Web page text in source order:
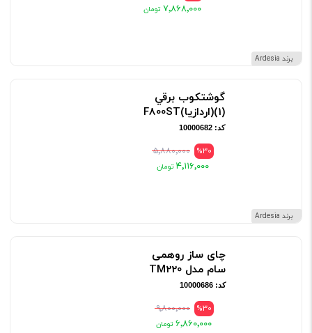
برند Ardesia
۷٬۸۶۸٬۰۰۰
برند Ardesia
گوشتکوب برقي
(1)(اردازيا)F800ST
کد: 10000682
%30 ۵٬۸۸۰٬۰۰۰
۴٬۱۱۶٬۰۰۰
چای ساز روهمی
سام مدل TM220
کد: 10000686
%30 ۹٬۸۰۰٬۰۰۰
۶٬۸۶۰٬۰۰۰